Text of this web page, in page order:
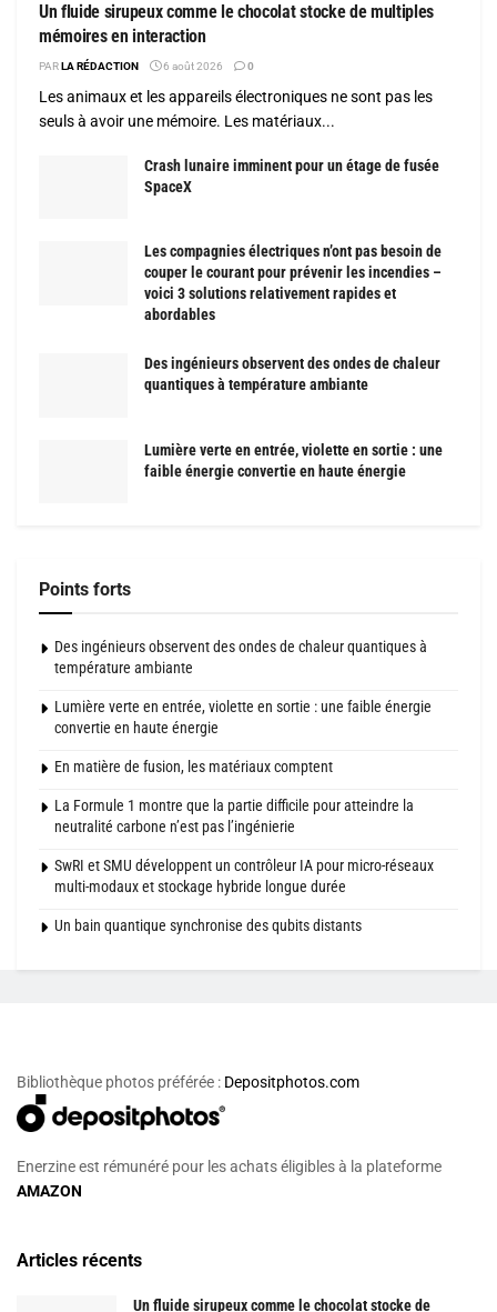
Un fluide sirupeux comme le chocolat stocke de multiples
mémoires en interaction
PARLA RÉDACTION 6 août 2026 0
Les animaux et les appareils électroniques ne sont pas les
seuls à avoir une mémoire. Les matériaux...
Crash lunaire imminent pour un étage de fusée
SpaceX
Les compagnies électriques n’ont pas besoin de
couper le courant pour prévenir les incendies –
voici 3 solutions relativement rapides et
abordables
Des ingénieurs observent des ondes de chaleur
quantiques à température ambiante
Lumière verte en entrée, violette en sortie : une
faible énergie convertie en haute énergie
Points forts
Des ingénieurs observent des ondes de chaleur quantiques à
température ambiante
Lumière verte en entrée, violette en sortie : une faible énergie
convertie en haute énergie
En matière de fusion, les matériaux comptent
La Formule 1 montre que la partie difficile pour atteindre la
neutralité carbone n’est pas l’ingénierie
SwRI et SMU développent un contrôleur IA pour micro-réseaux
multi-modaux et stockage hybride longue durée
Un bain quantique synchronise des qubits distants
Bibliothèque photos préférée : Depositphotos.com
Enerzine est rémunéré pour les achats éligibles à la plateforme
AMAZON
Articles récents
Un fluide sirupeux comme le chocolat stocke de